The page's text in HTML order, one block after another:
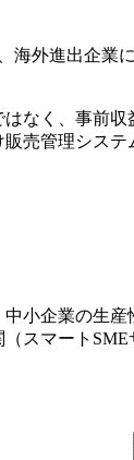
海外進出企業
なく、事前
売管理システ
中小企業の生
スマートSME